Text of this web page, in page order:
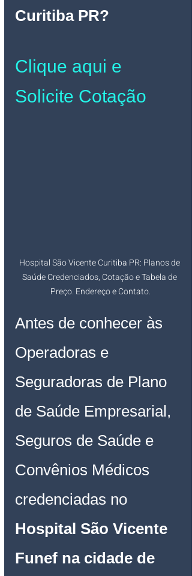
Curitiba PR?
Clique aqui e
Solicite Cotação
Hospital São Vicente Curitiba PR: Planos de
Saúde Credenciados, Cotação e Tabela de
Preço. Endereço e Contato.
Antes de conhecer às
Operadoras e
Seguradoras de Plano
de Saúde Empresarial,
Seguros de Saúde e
Convênios Médicos
credenciadas no
Hospital São Vicente
Funef na cidade de